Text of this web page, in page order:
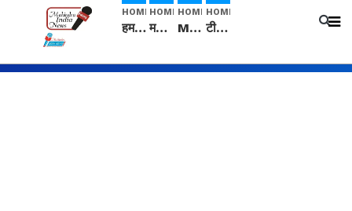
HOME
हम सनातनी..." सांसद kangana Ranaut से क्या बोली लड़की? Viral Jantar-Mantar | CJP protest
HOME
मनीषा हत्याकांड: हत्या, आत्महत्या या कोई बड़ा राज? | Full Story | Josh Haryana
HOME
Mangalsutra: हिंदू धर्म में शादी के बाद मंगलसूत्र क्यों पहनती है महिलाएं, किसने शुरु की ये परंपरा
HOME
टीम बीकेई ने एग्रीकल्चर ग्रेड की यूरिया खाद गट्टों में बदलकर टेक्निकल ग्रेड में बेचने वालों पर करवाई कार्रवाई: लखविंदर सिंह औलख